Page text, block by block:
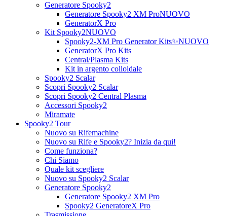
Generatore Spooky2
Generatore Spooky2 XM ProNUOVO
GeneratorX Pro
Kit Spooky2NUOVO
Spooky2-XM Pro Generator Kits✨NUOVO
GeneratorX Pro Kits
Central/Plasma Kits
Kit in argento colloidale
Spooky2 Scalar
Scopri Spooky2 Scalar
Scopri Spooky2 Central Plasma
Accessori Spooky2
Miramate
Spooky2 Tour
Nuovo su Rifemachine
Nuovo su Rife e Spooky2? Inizia da qui!
Come funziona?
Chi Siamo
Quale kit scegliere
Nuovo su Spooky2 Scalar
Generatore Spooky2
Generatore Spooky2 XM Pro
Spooky2 GeneratoreX Pro